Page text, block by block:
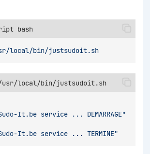
bash
local/bin/justsudoit.sh
/usr/local/bin/justsudoit.sh
It.be service ... DEMARRAGE"
It.be service ... TERMINE"